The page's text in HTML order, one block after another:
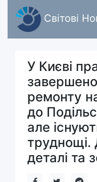
Світові
У Києві
ремонту
до
але
труднощі.
деталі та